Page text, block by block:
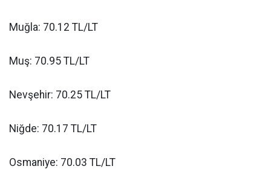
Muğla: 70.12 TL/LT
Muş: 70.95 TL/LT
Nevşehir: 70.25 TL/LT
Niğde: 70.17 TL/LT
Osmaniye: 70.03 TL/LT